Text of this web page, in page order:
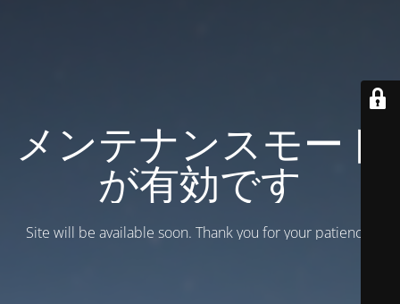
メンテナンスモード
が有効です
Site will be available soon. Thank you for your patience!